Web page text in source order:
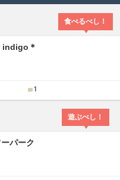
食べるべし！
indigo＊
1
遊ぶべし！
パーク